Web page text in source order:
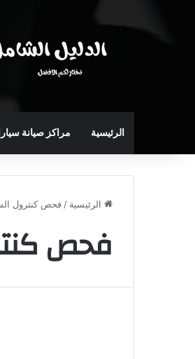
الرئيسية مراكز صيانة
الرئيسية /فحص كنترول
فحص